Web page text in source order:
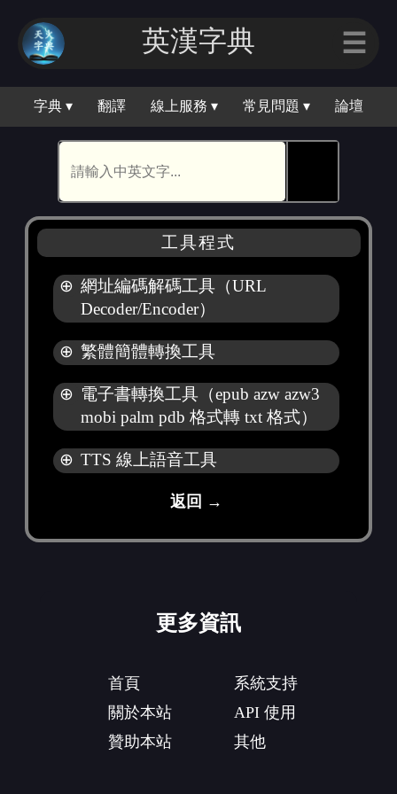
英漢字典 ☰
字典 ▾ 翻譯 線上服務 ▾ 常見問題 ▾ 論壇
工具程式
⊕ 網址編碼解碼工具（URL
Decoder/Encoder）
⊕ 繁體簡體轉換工具
⊕ 電子書轉換工具（epub azw azw3
mobi palm pdb 格式轉 txt 格式）
⊕ TTS 線上語音工具
返回 →
更多資訊
首頁
關於本站
贊助本站
系統支持
API 使用
其他